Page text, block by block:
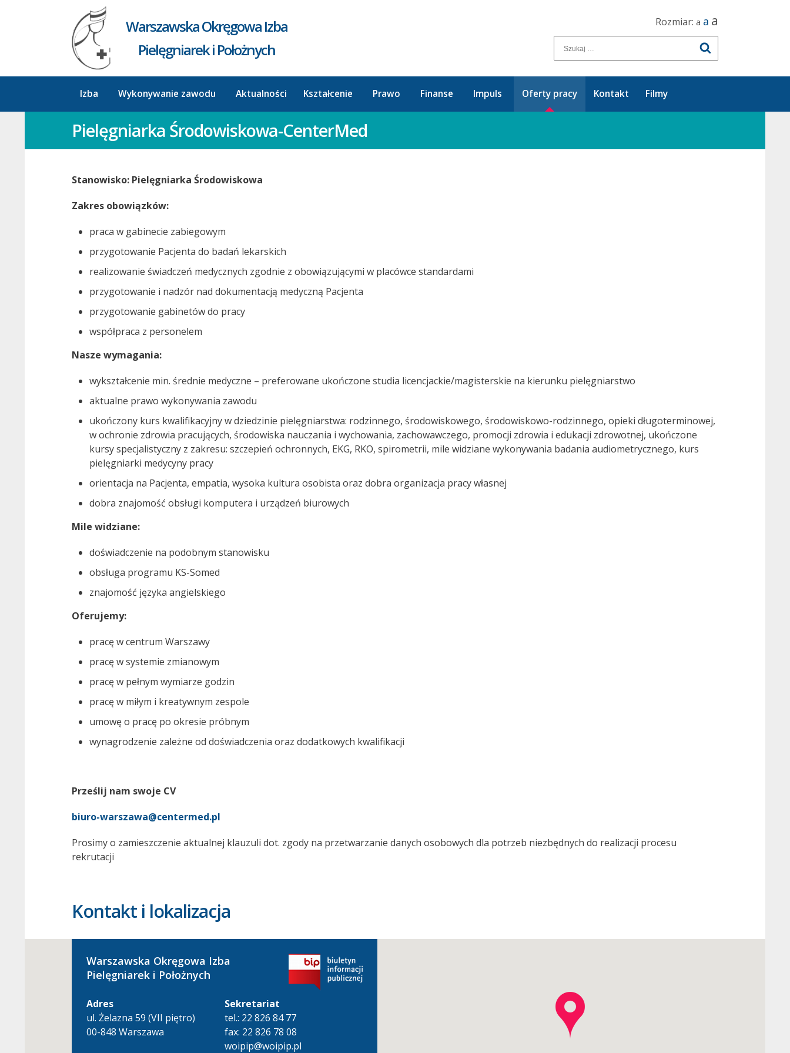
Warszawska Okręgowa Izba
Pielęgniarek i Położnych
Rozmiar: a a a
Izba Wykonywanie zawodu Aktualności Kształcenie Prawo Finanse Impuls Oferty pracy Kontakt Filmy
Pielęgniarka Środowiskowa-CenterMed
Stanowisko: Pielęgniarka Środowiskowa
Zakres obowiązków:
praca w gabinecie zabiegowym
przygotowanie Pacjenta do badań lekarskich
realizowanie świadczeń medycznych zgodnie z obowiązującymi w placówce standardami
przygotowanie i nadzór nad dokumentacją medyczną Pacjenta
przygotowanie gabinetów do pracy
współpraca z personelem
Nasze wymagania:
wykształcenie min. średnie medyczne – preferowane ukończone studia licencjackie/magisterskie na kierunku pielęgniarstwo
aktualne prawo wykonywania zawodu
ukończony kurs kwalifikacyjny w dziedzinie pielęgniarstwa: rodzinnego, środowiskowego, środowiskowo-rodzinnego, opieki długoterminowej,
w ochronie zdrowia pracujących, środowiska nauczania i wychowania, zachowawczego, promocji zdrowia i edukacji zdrowotnej, ukończone
kursy specjalistyczny z zakresu: szczepień ochronnych, EKG, RKO, spirometrii, mile widziane wykonywania badania audiometrycznego, kurs
pielęgniarki medycyny pracy
orientacja na Pacjenta, empatia, wysoka kultura osobista oraz dobra organizacja pracy własnej
dobra znajomość obsługi komputera i urządzeń biurowych
Mile widziane:
doświadczenie na podobnym stanowisku
obsługa programu KS-Somed
znajomość języka angielskiego
Oferujemy:
pracę w centrum Warszawy
pracę w systemie zmianowym
pracę w pełnym wymiarze godzin
pracę w miłym i kreatywnym zespole
umowę o pracę po okresie próbnym
wynagrodzenie zależne od doświadczenia oraz dodatkowych kwalifikacji
Prześlij nam swoje CV
biuro-warszawa@centermed.pl
Prosimy o zamieszczenie aktualnej klauzuli dot. zgody na przetwarzanie danych osobowych dla potrzeb niezbędnych do realizacji procesu
rekrutacji
Kontakt i lokalizacja
Warszawska Okręgowa Izba
Pielęgniarek i Położnych
Adres
ul. Żelazna 59 (VII piętro)
00-848 Warszawa
Sekretariat
tel.: 22 826 84 77
fax: 22 826 78 08
woipip@woipip.pl